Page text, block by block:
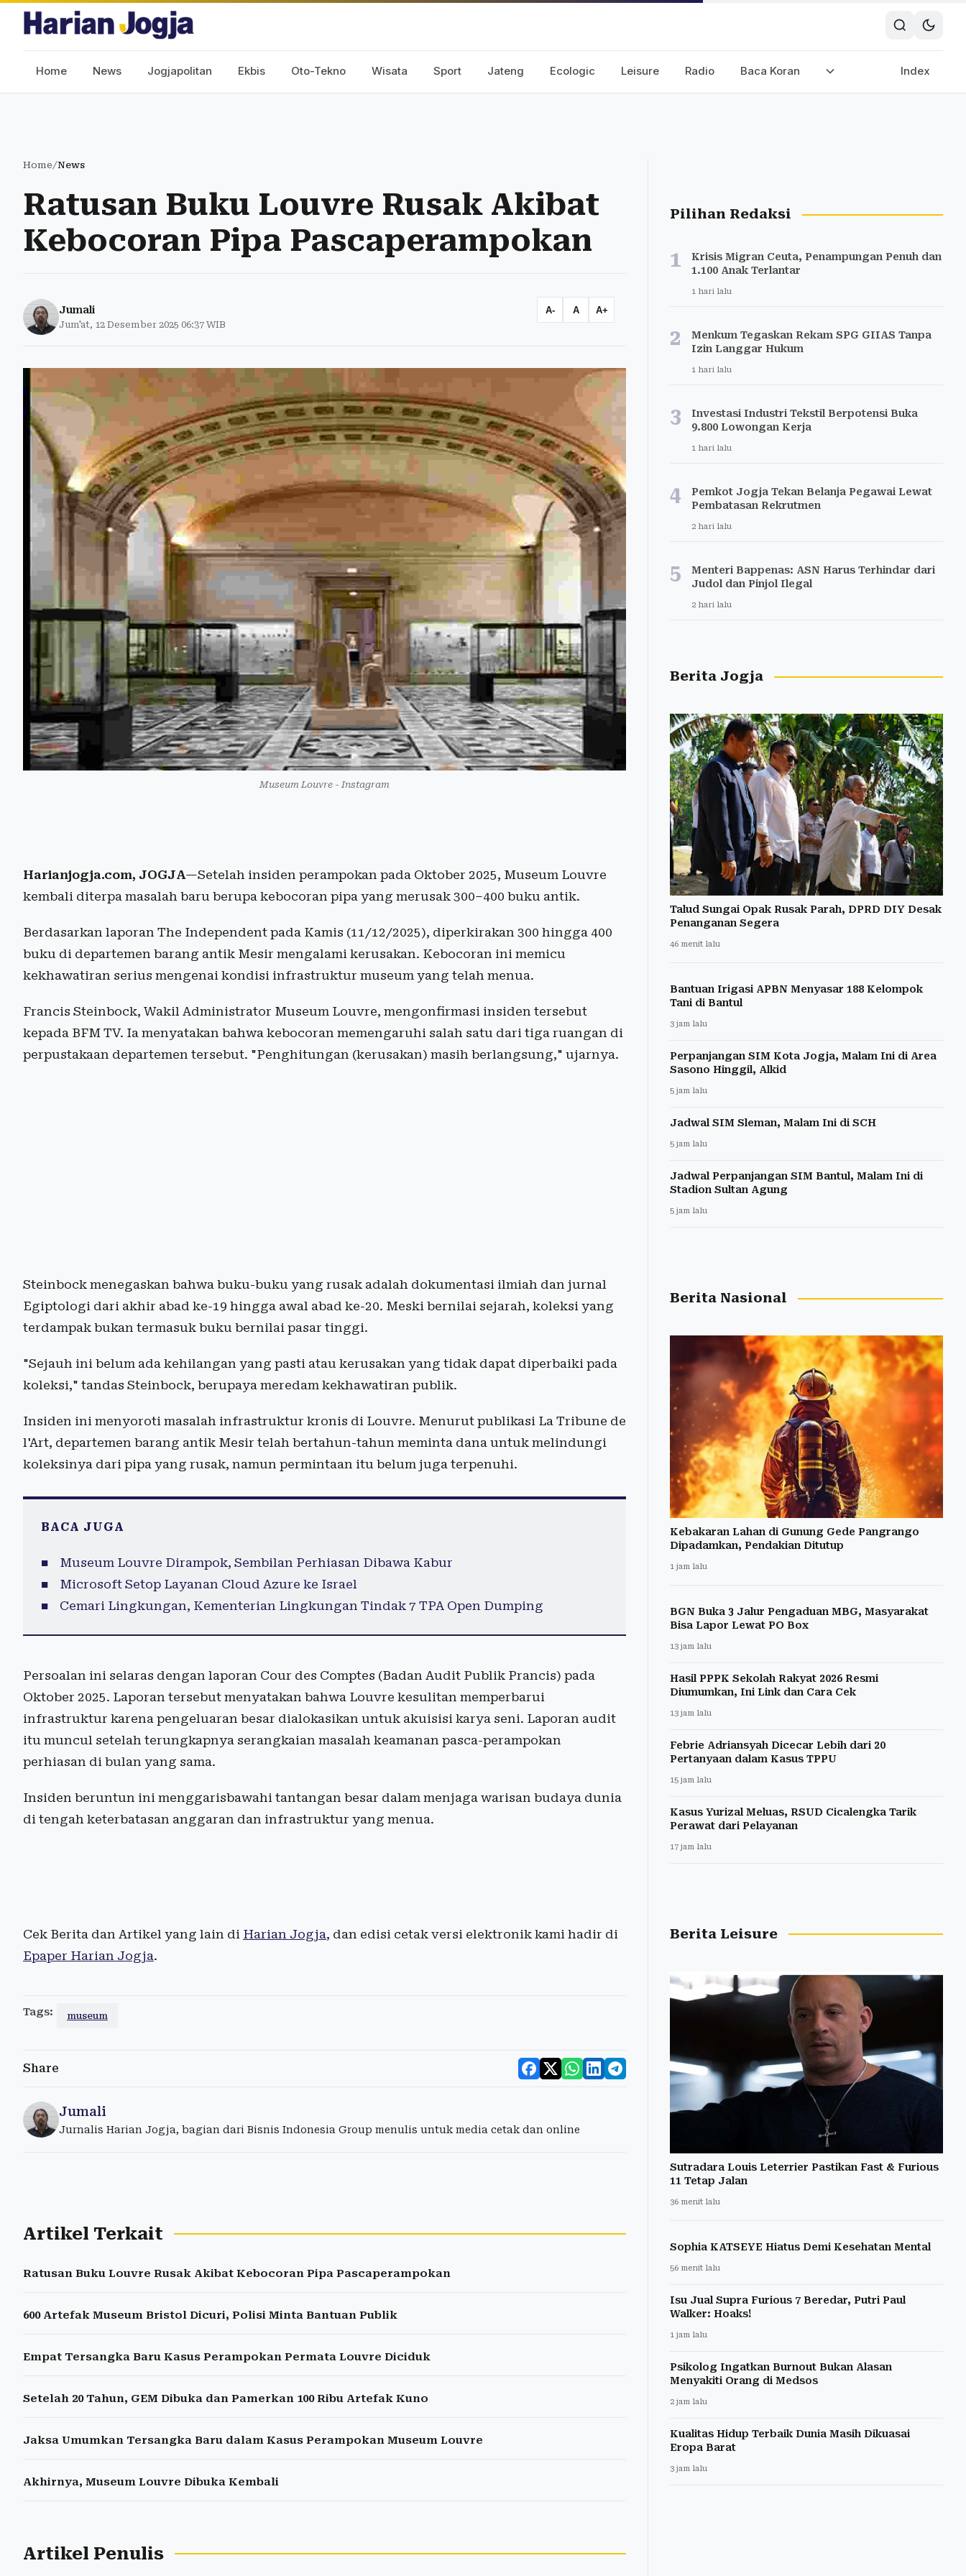
Home News Jogjapolitan Ekbis Oto-Tekno Wisata Sport Jateng Ecologic Leisure Radio Baca Koran Index
Home/News
Ratusan Buku Louvre Rusak Akibat
Kebocoran Pipa Pascaperampokan
Jumali
Jum'at, 12 Desember 2025 06:37 WIB
A- A A+
Museum Louvre - Instagram
Harianjogja.com, JOGJA—Setelah insiden perampokan pada Oktober 2025, Museum Louvre
kembali diterpa masalah baru berupa kebocoran pipa yang merusak 300–400 buku antik.
Berdasarkan laporan The Independent pada Kamis (11/12/2025), diperkirakan 300 hingga 400
buku di departemen barang antik Mesir mengalami kerusakan. Kebocoran ini memicu
kekhawatiran serius mengenai kondisi infrastruktur museum yang telah menua.
Francis Steinbock, Wakil Administrator Museum Louvre, mengonfirmasi insiden tersebut
kepada BFM TV. Ia menyatakan bahwa kebocoran memengaruhi salah satu dari tiga ruangan di
perpustakaan departemen tersebut. "Penghitungan (kerusakan) masih berlangsung," ujarnya.
Steinbock menegaskan bahwa buku-buku yang rusak adalah dokumentasi ilmiah dan jurnal
Egiptologi dari akhir abad ke-19 hingga awal abad ke-20. Meski bernilai sejarah, koleksi yang
terdampak bukan termasuk buku bernilai pasar tinggi.
"Sejauh ini belum ada kehilangan yang pasti atau kerusakan yang tidak dapat diperbaiki pada
koleksi," tandas Steinbock, berupaya meredam kekhawatiran publik.
Insiden ini menyoroti masalah infrastruktur kronis di Louvre. Menurut publikasi La Tribune de
l'Art, departemen barang antik Mesir telah bertahun-tahun meminta dana untuk melindungi
koleksinya dari pipa yang rusak, namun permintaan itu belum juga terpenuhi.
BACA JUGA
Museum Louvre Dirampok, Sembilan Perhiasan Dibawa Kabur
Microsoft Setop Layanan Cloud Azure ke Israel
Cemari Lingkungan, Kementerian Lingkungan Tindak 7 TPA Open Dumping
Persoalan ini selaras dengan laporan Cour des Comptes (Badan Audit Publik Prancis) pada
Oktober 2025. Laporan tersebut menyatakan bahwa Louvre kesulitan memperbarui
infrastruktur karena pengeluaran besar dialokasikan untuk akuisisi karya seni. Laporan audit
itu muncul setelah terungkapnya serangkaian masalah keamanan pasca-perampokan
perhiasan di bulan yang sama.
Insiden beruntun ini menggarisbawahi tantangan besar dalam menjaga warisan budaya dunia
di tengah keterbatasan anggaran dan infrastruktur yang menua.
Cek Berita dan Artikel yang lain di Harian Jogja, dan edisi cetak versi elektronik kami hadir di
Epaper Harian Jogja.
Tags: museum
Share
Jumali
Jurnalis Harian Jogja, bagian dari Bisnis Indonesia Group menulis untuk media cetak dan online
Artikel Terkait
Ratusan Buku Louvre Rusak Akibat Kebocoran Pipa Pascaperampokan
600 Artefak Museum Bristol Dicuri, Polisi Minta Bantuan Publik
Empat Tersangka Baru Kasus Perampokan Permata Louvre Diciduk
Setelah 20 Tahun, GEM Dibuka dan Pamerkan 100 Ribu Artefak Kuno
Jaksa Umumkan Tersangka Baru dalam Kasus Perampokan Museum Louvre
Akhirnya, Museum Louvre Dibuka Kembali
Artikel Penulis
Pilihan Redaksi
1
Krisis Migran Ceuta, Penampungan Penuh dan
1.100 Anak Terlantar
1 hari lalu
2
Menkum Tegaskan Rekam SPG GIIAS Tanpa
Izin Langgar Hukum
1 hari lalu
3
Investasi Industri Tekstil Berpotensi Buka
9.800 Lowongan Kerja
1 hari lalu
4
Pemkot Jogja Tekan Belanja Pegawai Lewat
Pembatasan Rekrutmen
2 hari lalu
5
Menteri Bappenas: ASN Harus Terhindar dari
Judol dan Pinjol Ilegal
2 hari lalu
Berita Jogja
Talud Sungai Opak Rusak Parah, DPRD DIY Desak
Penanganan Segera
46 menit lalu
Bantuan Irigasi APBN Menyasar 188 Kelompok
Tani di Bantul
3 jam lalu
Perpanjangan SIM Kota Jogja, Malam Ini di Area
Sasono Hinggil, Alkid
5 jam lalu
Jadwal SIM Sleman, Malam Ini di SCH
5 jam lalu
Jadwal Perpanjangan SIM Bantul, Malam Ini di
Stadion Sultan Agung
5 jam lalu
Berita Nasional
Kebakaran Lahan di Gunung Gede Pangrango
Dipadamkan, Pendakian Ditutup
1 jam lalu
BGN Buka 3 Jalur Pengaduan MBG, Masyarakat
Bisa Lapor Lewat PO Box
13 jam lalu
Hasil PPPK Sekolah Rakyat 2026 Resmi
Diumumkan, Ini Link dan Cara Cek
13 jam lalu
Febrie Adriansyah Dicecar Lebih dari 20
Pertanyaan dalam Kasus TPPU
15 jam lalu
Kasus Yurizal Meluas, RSUD Cicalengka Tarik
Perawat dari Pelayanan
17 jam lalu
Berita Leisure
Sutradara Louis Leterrier Pastikan Fast & Furious
11 Tetap Jalan
36 menit lalu
Sophia KATSEYE Hiatus Demi Kesehatan Mental
56 menit lalu
Isu Jual Supra Furious 7 Beredar, Putri Paul
Walker: Hoaks!
1 jam lalu
Psikolog Ingatkan Burnout Bukan Alasan
Menyakiti Orang di Medsos
2 jam lalu
Kualitas Hidup Terbaik Dunia Masih Dikuasai
Eropa Barat
3 jam lalu